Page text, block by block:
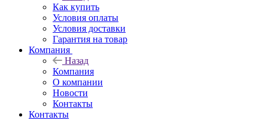
Как купить
Условия оплаты
Условия доставки
Гарантия на товар
Компания
Назад
Компания
О компании
Новости
Контакты
Контакты